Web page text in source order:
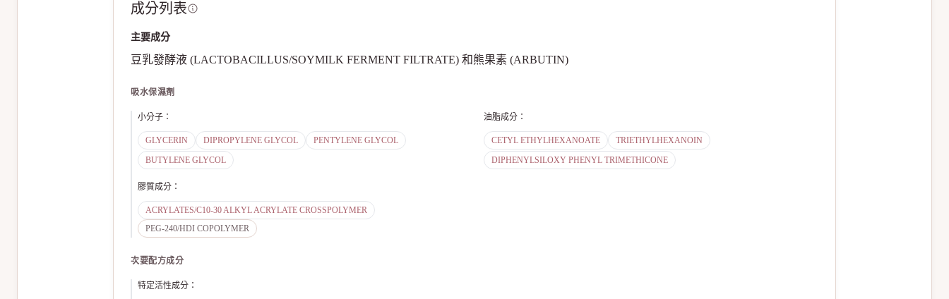
成分列表
主要成分
豆乳發酵液 (LACTOBACILLUS/SOYMILK FERMENT FILTRATE) 和熊果素 (ARBUTIN)
吸水保濕劑
小分子 ：
GLYCERIN DIPROPYLENE GLYCOL
PENTYLENE GLYCOL
BUTYLENE GLYCOL
油脂成分 ：
CETYL ETHYLHEXANOATE
TRIETHYLHEXANOIN
DIPHENYLSILOXY PHENYL TRIMETHICONE
膠質成分 ：
ACRYLATES/C10-30 ALKYL ACRYLATE CROSSPOLYMER
PEG-240/HDI COPOLYMER
次要配方成分
特定活性成分 ：